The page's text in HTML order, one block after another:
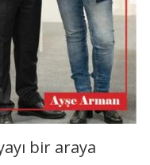
bir araya